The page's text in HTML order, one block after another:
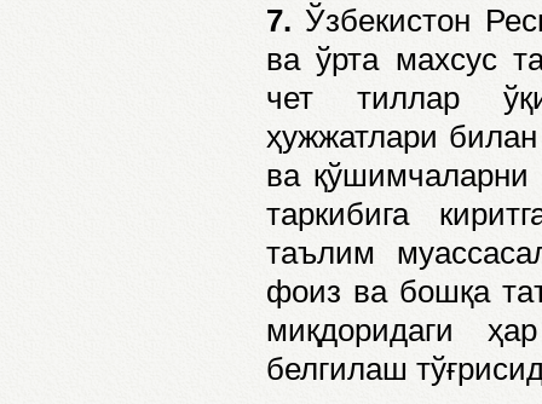
7. Ўзбекистон
ва ўрта махсус
чет тиллар
ҳужжатлари билан
ва
таркибига
таълим
фоиз ва бошқа
миқдоридаги
белгилаш